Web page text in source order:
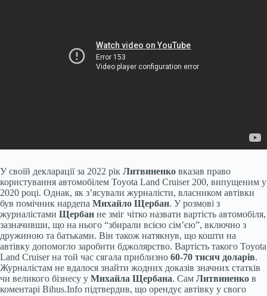
У своїй декларації за 2022 рік Литвиненко вказав право
користування автомобілем Toyota Land Cruiser 200, випущеним у
2020 році. Однак, як з’ясували журналісти, власником автівки
був помічник нардепа Михайло Щербан. У розмові з
журналістами Щербан не зміг чітко назвати вартість автомобіля,
зазначивши, що на нього “збирали всією сім’єю”, включно з
дружиною та батьками. Він також натякнув, що кошти на
автівку допомогло заробити бджолярство. Вартість такого Toyota
Land Cruiser на той час сягала приблизно 60-70 тисяч доларів.
Журналістам не вдалося знайти жодних доказів значних статків
чи великого бізнесу у Михайла Щербана. Сам Литвиненко в
коментарі Bihus.Info підтвердив, що орендує автівку у свого